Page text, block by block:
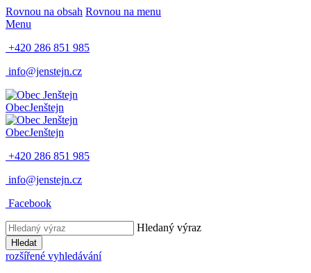
Rovnou na obsah Rovnou na menu
Menu
+420 286 851 985
info@jenstejn.cz
ObecJenštejn
ObecJenštejn
+420 286 851 985
info@jenstejn.cz
Facebook
Hledaný výraz
Hledat
rozšířené vyhledávání